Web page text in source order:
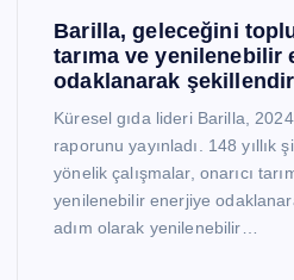
Barilla, geleceğini
tarıma ve yenilenebilir
odaklanarak
Küresel gıda lideri Barilla,
raporunu yayınladı. 148 yıllık
yönelik çalışmalar, onarıcı
yenilenebilir enerjiye
adım olarak yenilenebilir…